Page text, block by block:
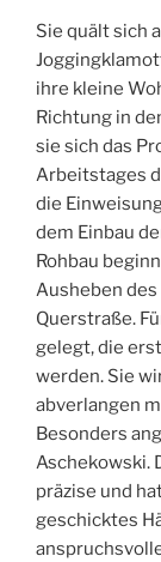
Sie quält sich
ihre kleine
Richtung in
sie sich das
Arbeitstages
die
dem Einbau
Rohbau
Ausheben
Querstraße.
gelegt, die
werden. Sie
abverlangen
Besonders
Aschekowski.
präzise und
geschicktes